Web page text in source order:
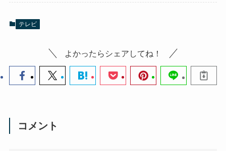
テレビ
よかったらシェアしてね！
コメント